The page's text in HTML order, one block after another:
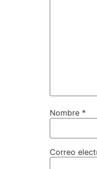
Nombre *
Correo